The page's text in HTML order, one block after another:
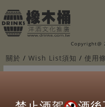
Copyright@
關於 Wish List須知 使用
Follows Us: